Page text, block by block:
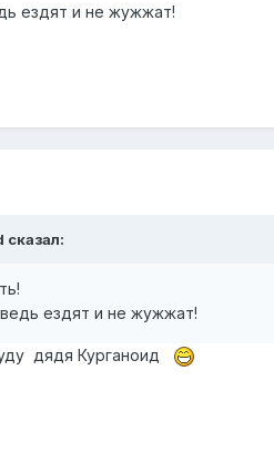
ездят и не жужжат!
ездят и не жужжат!
дядя Курганоид